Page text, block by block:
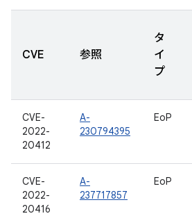
CVE 参照
タ
イ
プ
CVE-
2022-
20412
A-
230794395
EoP
CVE-
2022-
20416
A-
237717857
EoP